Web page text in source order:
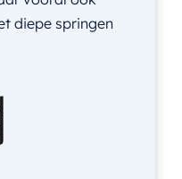
diepe springen